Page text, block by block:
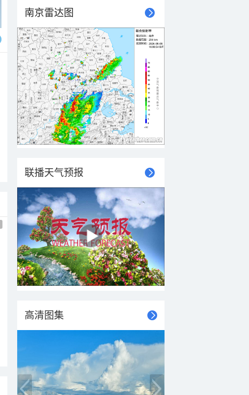
南京雷达图
联播天气预报
高清图集